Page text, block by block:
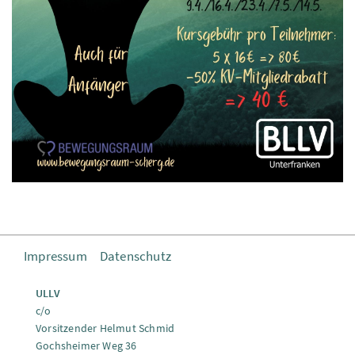
Impressum Datenschutz
ULLV
c/o
Vorsitzender Helmut Schmid
Gochsheimer Weg 36